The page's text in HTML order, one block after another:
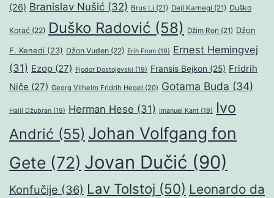
(26) Branislav Nušić (32) Brus Li (21) Dejl Karnegi (21) Duško
Korać (22) Duško Radović (58) Džim Ron (21) Džon
F. Kenedi (23) Džon Vuden (22) Erih From (19) Ernest Hemingvej
(31) Ezop (27) Fjodor Dostojevski (19) Fransis Bejkon (25) Fridrih
Niče (27) Georg Vilhelm Fridrih Hegel (20) Gotama Buda (34)
Halil Džubran (19) Herman Hese (31) Imanuel Kant (19)
Ivo
Andrić (55) Johan Volfgang fon
Gete (72) Jovan Dučić (90)
Konfučije (36) Lav Tolstoj (50) Leonardo da